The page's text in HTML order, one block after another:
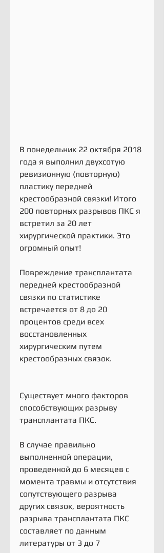
В понедельник 22 октября 2018
года я выполнил двухсотую
ревизионную (повторную)
пластику передней
крестообразной связки! Итого
200 повторных разрывов ПКС я
встретил за 20 лет
хирургической практики. Это
огромный опыт!
Повреждение трансплантата
передней крестообразной
связки по статистике
встречается от 8 до 20
процентов среди всех
восстановленных
хирургическим путем
крестообразных связок.
Существует много факторов
способствующих разрыву
трансплантата ПКС.
В случае правильно
выполненной операции,
проведенной до 6 месяцев с
момента травмы и отсутствия
сопутствующего разрыва
других связок, вероятность
разрыва трансплантата ПКС
составляет по данным
литературы от 3 до 7